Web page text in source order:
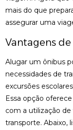
mais do que
assegurar uma
Vantagens
Alugar um ônibus
necessidades de
excursões
Essa opção
com a utilização
transporte. Abaixo,